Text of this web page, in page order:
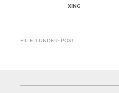
XING
FILLED UNDER: POST